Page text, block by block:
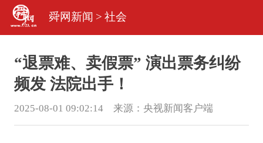
舜网新闻 > 社会
“退票难、卖假票” 演出票务纠纷
频发 法院出手！
2025-08-01 09:02:14 来源： 央视新闻客户端